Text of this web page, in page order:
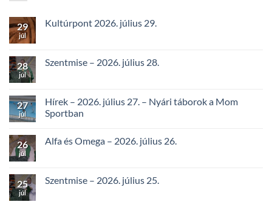
29
júl
Kultúrpont 2026. július 29.
28
júl
Szentmise – 2026. július 28.
27
júl
Hírek – 2026. július 27. – Nyári táborok a Mom
Sportban
26
júl
Alfa és Omega – 2026. július 26.
25
júl
Szentmise – 2026. július 25.